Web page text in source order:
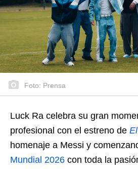
Foto: Prensa
Luck Ra celebra su gran
profesional con el estreno de
homenaje a Messi y
Mundial 2026 con toda la